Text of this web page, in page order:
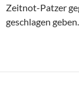
Zeitnot-Patzer
geschlagen geben.